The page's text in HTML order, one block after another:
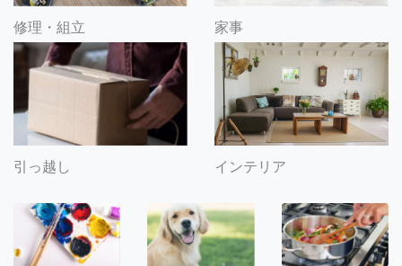
修理・組立 家事
引っ越し インテリア